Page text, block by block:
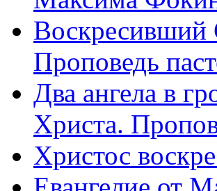
Воскресивший
Проповедь
Два ангела в
Христа.
Христос